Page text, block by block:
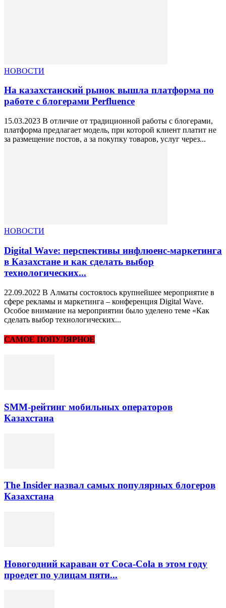
НОВОСТИ
На казахстанский рынок вышла платформа по
работе с блогерами Perfluence
15.03.2023 В отличие от традиционной работы с блогерами,
платформа предлагает модель, при которой клиент платит не
за размещение постов, а за покупку товаров, услуг через...
НОВОСТИ
Digital Wave: перспективы инфлюенс-маркетинга
в Казахстане и как сделать выбор
технологических...
22.09.2022 В Алматы состоялось крупнейшее мероприятие в
сфере рекламы и маркетинга – конференция Digital Wave.
Особое внимание на мероприятии было уделено теме «Как
сделать выбор технологических...
САМОЕ ПОПУЛЯРНОЕ
SMM-рейтинг мобильных операторов
Казахстана
The Insider назвал самых популярных блогеров
Казахстана
Новогодний караван от Coca-Cola в этом году
проедет по улицам пяти...